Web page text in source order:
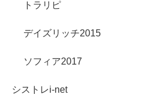
トラリピ
デイズリッチ2015
ソフィア2017
シストレi-net